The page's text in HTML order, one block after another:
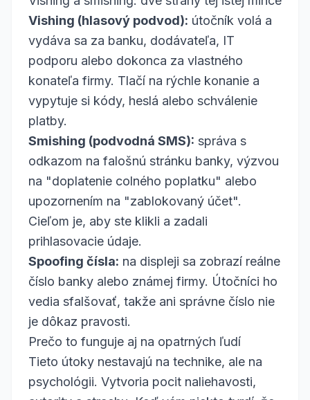
Vishing (hlasový podvod): útočník volá a
vydáva sa za banku, dodávateľa, IT
podporu alebo dokonca za vlastného
konateľa firmy. Tlačí na rýchle konanie a
vypytuje si kódy, heslá alebo schválenie
platby.
Smishing (podvodná SMS): správa s
odkazom na falošnú stránku banky, výzvou
na "doplatenie colného poplatku" alebo
upozornením na "zablokovaný účet".
Cieľom je, aby ste klikli a zadali
prihlasovacie údaje.
Spoofing čísla: na displeji sa zobrazí reálne
číslo banky alebo známej firmy. Útočníci ho
vedia sfalšovať, takže ani správne číslo nie
je dôkaz pravosti.
Prečo to funguje aj na opatrných ľudí
Tieto útoky nestavajú na technike, ale na
psychológii. Vytvoria pocit naliehavosti,